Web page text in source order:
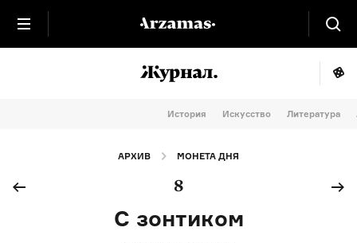
История Искусство Литература
АРХИВ МОНЕТА ДНЯ
8
С зонтиком